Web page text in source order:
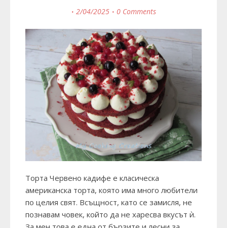
2/04/2025 0 Comments
Торта Червено кадифе е класическа
американска торта, която има много любители
по целия свят. Всъщност, като се замисля, не
познавам човек, който да не харесва вкусът ѝ.